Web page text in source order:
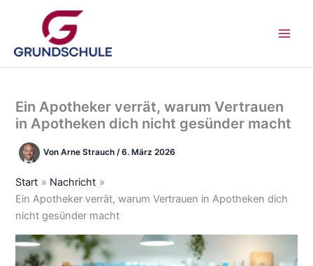
Ein Apotheker verrät, warum Vertrauen
in Apotheken dich nicht gesünder macht
VonArne Strauch/6. März 2026
Start
Nachricht
Ein Apotheker verrät, warum Vertrauen in Apotheken dich
nicht gesünder macht